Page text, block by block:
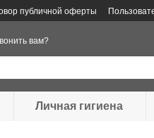
публичной оферты
вам?
Личная гигиена